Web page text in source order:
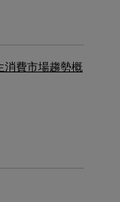
消費市場趨勢概